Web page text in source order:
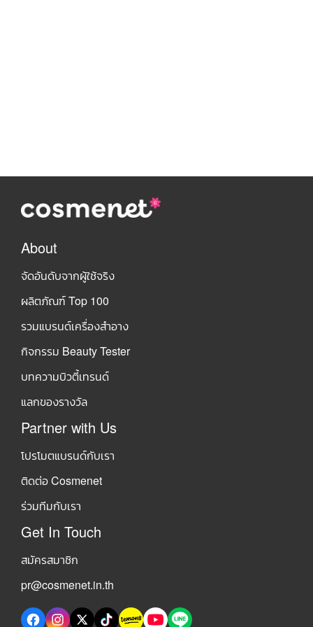
About
จัดอันดับจากผู้ใช้จริง
ผลิตภัณฑ์ Top 100
รวมแบรนด์เครื่องสำอาง
กิจกรรม Beauty Tester
บทความบิวตี้เทรนด์
แลกของรางวัล
Partner with Us
โปรโมตแบรนด์กับเรา
ติดต่อ Cosmenet
ร่วมทีมกับเรา
Get In Touch
สมัครสมาชิก
pr@cosmenet.in.th